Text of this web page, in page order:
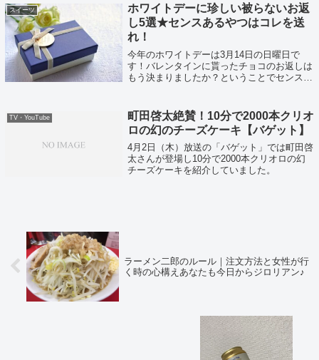
スイーツ
ホワイトデーに珍しい被らないお返
し5選★センスあるやつはコレを送
れ！
今年のホワイトデーは3月14日の日曜日で
す！バレンタインに貰ったチョコのお返しは
もう決まりましたか？ということでセンスあ
TV・YouTube
町田啓太絶賛！10分で2000本クリオ
ロの幻のチーズケーキ【バゲット】
4月2日（木）放送の「バゲット」では町田啓
太さんが登場し10分で2000本クリオロの幻
チーズケーキを紹介していました。
ラーメン二郎のルール｜注文方法と女性が行
く時の心構えあなたも今日からジロリアン♪